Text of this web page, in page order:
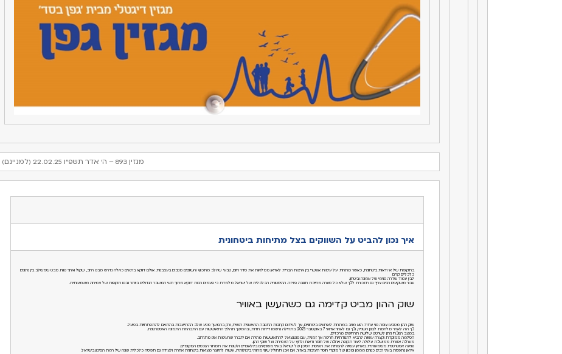
מגזין 893 – ה' אדר תשפ"ו 22.02.25 (למניינם)
איך נכון להביט על השווקים בצל מתיחות ביטחונית
בתקופות של אי ודאות ביטחונית, כאשר כותרות על עימות אפשרי בין ארצות הברית לאיראן ממלאות את סדר היום, טבעי שהלב מתכווץ והשווקים מגיבים בעצבנות. אולם דווקא ברגעים כאלה נדרש מבט רחב, שקול וארוך טווח. מבט שמשלב בין נתונים
כלכליים קרים
לבין עמוד שדרה פנימי של אמונה וביטחון.
עבור משקיעים רבים צריך גם תזכורת לכך שלא כל סערה מחייבת תגובה פזיזה. ההיסטוריה הכלכלית של ישראל מלמדת כי פעמים רבות דווקא מתוך רגעי המשבר הגדולים ביותר נבטו תקופות של צמיחה משמעותית.
שוק ההון מביט קדימה גם כשהעשן באוויר
שוק ההון מטבעו צופה פני עתיד. הוא מגיב במהירות לאירועים ביטחוניים, אך לעיתים קרובות התגובה הראשונית רגשית, ורק בהמשך מגיע שלב ההתייצבות בהתאם להתפתחויות בפועל.
כך היה לאחר מלחמת לבנון השנייה, וכך גם לאחר אירועי 7 באוקטובר 2023. בתחילה נרשמו ירידות חדות, ובהמשך תהליך התאוששות עם התבהרות התמונה האסטרטגית.
במצב הנוכחי ניתן לשרטט שלושה תרחישים מרכזיים.
הסלמה ממוקדת וקצרה עשויה להביא לתנודתיות חריפה אך זמנית, עם פוטנציאל להתאוששות מהירה אם יתברר שהעימות אינו מתרחב.
מערכה אזורית ממושכת עלולה ליצור תקופה ארוכה של חוסר ודאות ולחץ על הצמיחה ועל שוקי ההון.
פגיעה אסטרטגית משמעותית באיראן עשויה להפחית את תפיסת הסיכון של ישראל בעיני משקיעים בינלאומיים ולשנות את תמחור הנכסים המקומיים.
איראן נתפסת בעיני רבים כגורם מממן ומכוון של מוקדי חוסר היציבות באזור. אם אכן יתחולל שינוי מהותי ביכולותיה, עשויה להיווצר מציאות ביטחונית אחרת ולצידה גם תפיסה כלכלית שונה של רמת הסיכון בישראל.